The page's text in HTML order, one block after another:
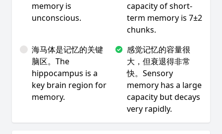
memory is
unconscious.
capacity of short-
term memory is 7±2
chunks.
海马体是记忆的关键
脑区。The
hippocampus is a
key brain region for
memory.
感觉记忆的容量很
大，但衰退得非常
快。Sensory
memory has a large
capacity but decays
very rapidly.